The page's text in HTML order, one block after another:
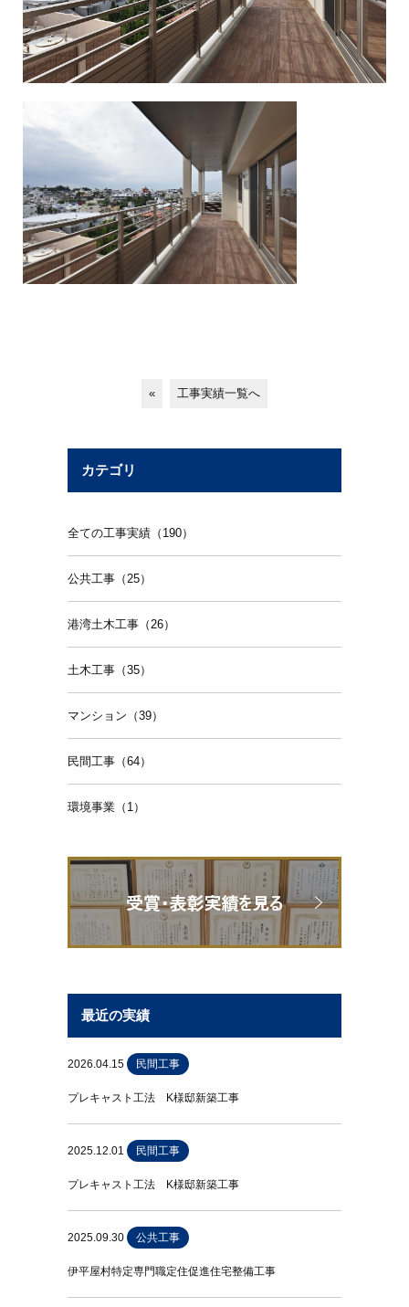
« 工事実績一覧へ
カテゴリ
全ての工事実績（190）
公共工事（25）
港湾土木工事（26）
土木工事（35）
マンション（39）
民間工事（64）
環境事業（1）
最近の実績
2026.04.15 民間工事
プレキャスト工法 K様邸新築工事
2025.12.01 民間工事
プレキャスト工法 K様邸新築工事
2025.09.30 公共工事
伊平屋村特定専門職定住促進住宅整備工事